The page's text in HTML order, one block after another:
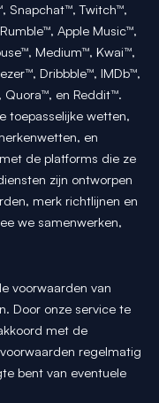
Snapchat™, Twitch™,
Apple Music™,
Medium™, Kwai™,
Dribbble™, IMDb™,
Quora™, en Reddit™.
toepasselijke wetten,
en
de platforms die ze
zijn ontworpen
merk richtlijnen en
we samenwerken,
voorwaarden van
Door onze service te
met de
regelmatig
bent van eventuele